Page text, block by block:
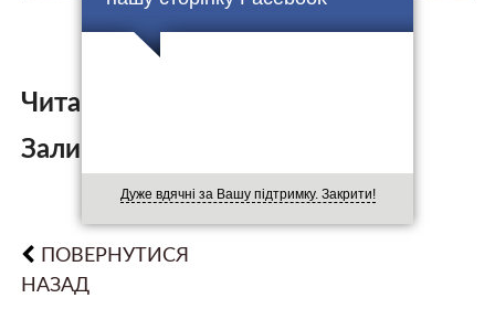
Дуже вдячні за Вашу підтримку. Закрити!
Читайте також:
Залишити коментар:
ПОВЕРНУТИСЯ
НАЗАД